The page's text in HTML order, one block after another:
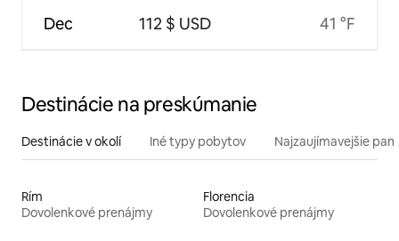
Dec 112 $ USD 41 °F
Destinácie na preskúmanie
Destinácie v okolí Iné typy pobytov Najzaujímavejšie
Rím
Dovolenkové prenájmy
Florencia
Dovolenkové prenájmy